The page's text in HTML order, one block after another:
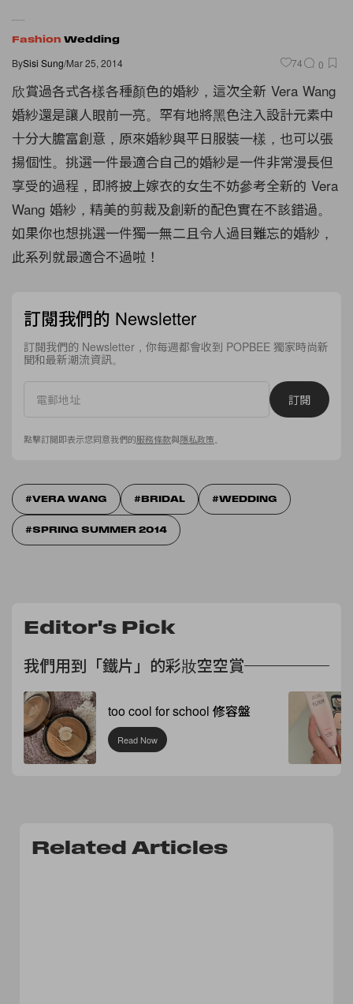
Fashion Wedding
BySisi Sung/Mar 25, 2014 74 0
欣賞過各式各樣各種顏色的婚紗，這次全新 Vera Wang
婚紗還是讓人眼前一亮。罕有地將黑色注入設計元素中
十分大膽富創意，原來婚紗與平日服裝一樣，也可以張
揚個性。挑選一件最適合自己的婚紗是一件非常漫長但
享受的過程，即將披上嫁衣的女生不妨參考全新的 Vera
Wang 婚紗，精美的剪裁及創新的配色實在不該錯過。
如果你也想挑選一件獨一無二且令人過目難忘的婚紗，
此系列就最適合不過啦！
訂閱我們的 Newsletter
訂閱我們的 Newsletter，你每週都會收到 POPBEE 獨家時尚新
聞和最新潮流資訊。
訂閱
點擊訂閱即表示您同意我們的服務條款與隱私政策
VERA WANG BRIDAL WEDDING
SPRING SUMMER 2014
Editor's Pick
我們用到「鐵片」的彩妝空空賞
too cool for school 修容盤
Read Now
Related Articles